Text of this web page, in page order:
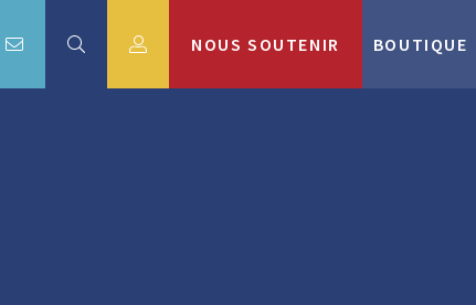
NOUS SOUTENIR BOUTIQUE